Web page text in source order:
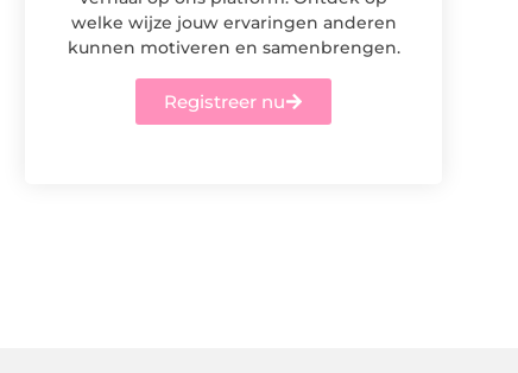
welke wijze jouw ervaringen anderen
kunnen motiveren en samenbrengen.
Registreer nu